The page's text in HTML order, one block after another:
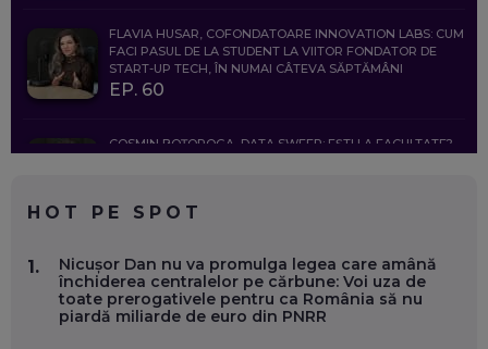
FLAVIA HUSAR, COFONDATOARE INNOVATION LABS: CUM
FACI PASUL DE LA STUDENT LA VIITOR FONDATOR DE
START-UP TECH, ÎN NUMAI CÂTEVA SĂPTĂMÂNI
EP. 60
COSMIN BOȚOROGA, DATA SWEEP: EȘTI LA FACULTATE?
FOLOSEȘTI TEHNOLOGIA CA SĂ FII MAI BUN LA JOB. ȘI CUM
SE VA SCHIMBA MUNCA, ÎN URMĂTORII ANI
EP. 58
HOT PE SPOT
1.
Nicușor Dan nu va promulga legea care amână
închiderea centralelor pe cărbune: Voi uza de
toate prerogativele pentru ca România să nu
piardă miliarde de euro din PNRR